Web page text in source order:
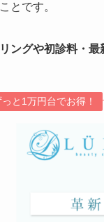
とです。
ングや初診料・最
と1万円台でお得！